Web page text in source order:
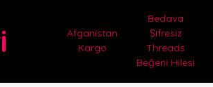
Afganistan
Kargo
Bedava
Şifresiz
Threads
Beğeni Hilesi